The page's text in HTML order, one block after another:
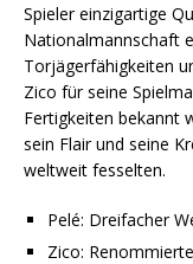
Spieler einzigartige
Nationalmannschaft
Torjägerfähigkeiten
Zico für seine
Fertigkeiten bekannt
sein Flair und seine
weltweit fesselten.
Pelé: Dreifacher
Zico: